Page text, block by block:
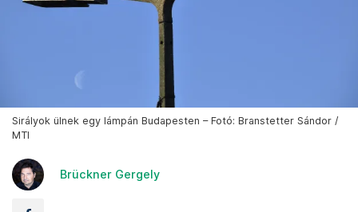
Sirályok ülnek egy lámpán Budapesten – Fotó: Branstetter Sándor /
MTI
Brückner Gergely